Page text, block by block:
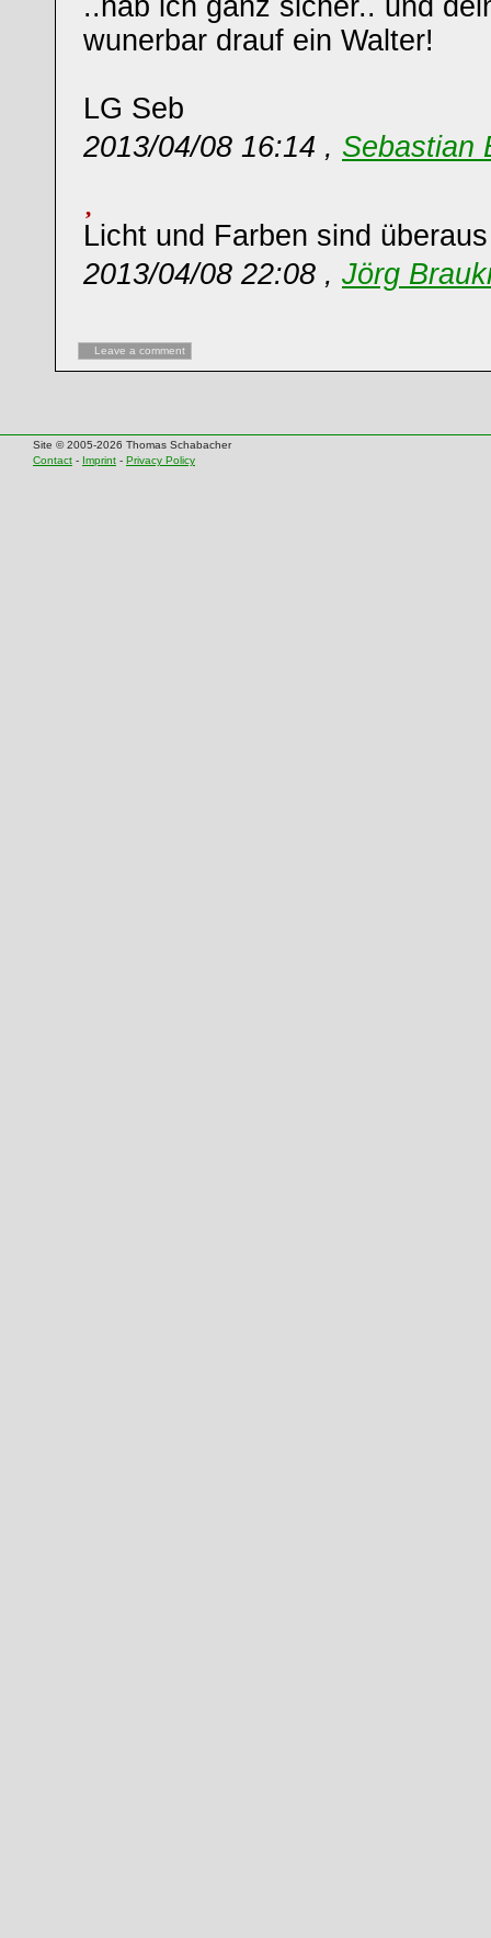
..hab ich ganz sicher.. und
wunerbar drauf ein Walter!
LG Seb
2013/04/08 16:14 , Sebastian
Licht und Farben sind
2013/04/08 22:08 , Jörg
Leave a comment
Site © 2005-2026 Thomas Schabacher
Contact - Imprint - Privacy Policy